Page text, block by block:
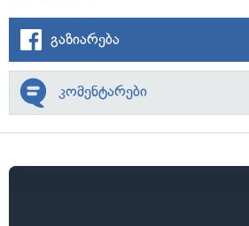
გაზიარება
კომენტარები